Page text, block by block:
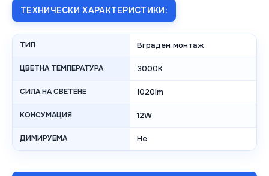
ТЕХНИЧЕСКИ ХАРАКТЕРИСТИКИ:
ТИП Вграден монтаж
ЦВЕТНА ТЕМПЕРАТУРА 3000K
СИЛА НА СВЕТЕНЕ 1020lm
КОНСУМАЦИЯ 12W
ДИМИРУЕМА Не